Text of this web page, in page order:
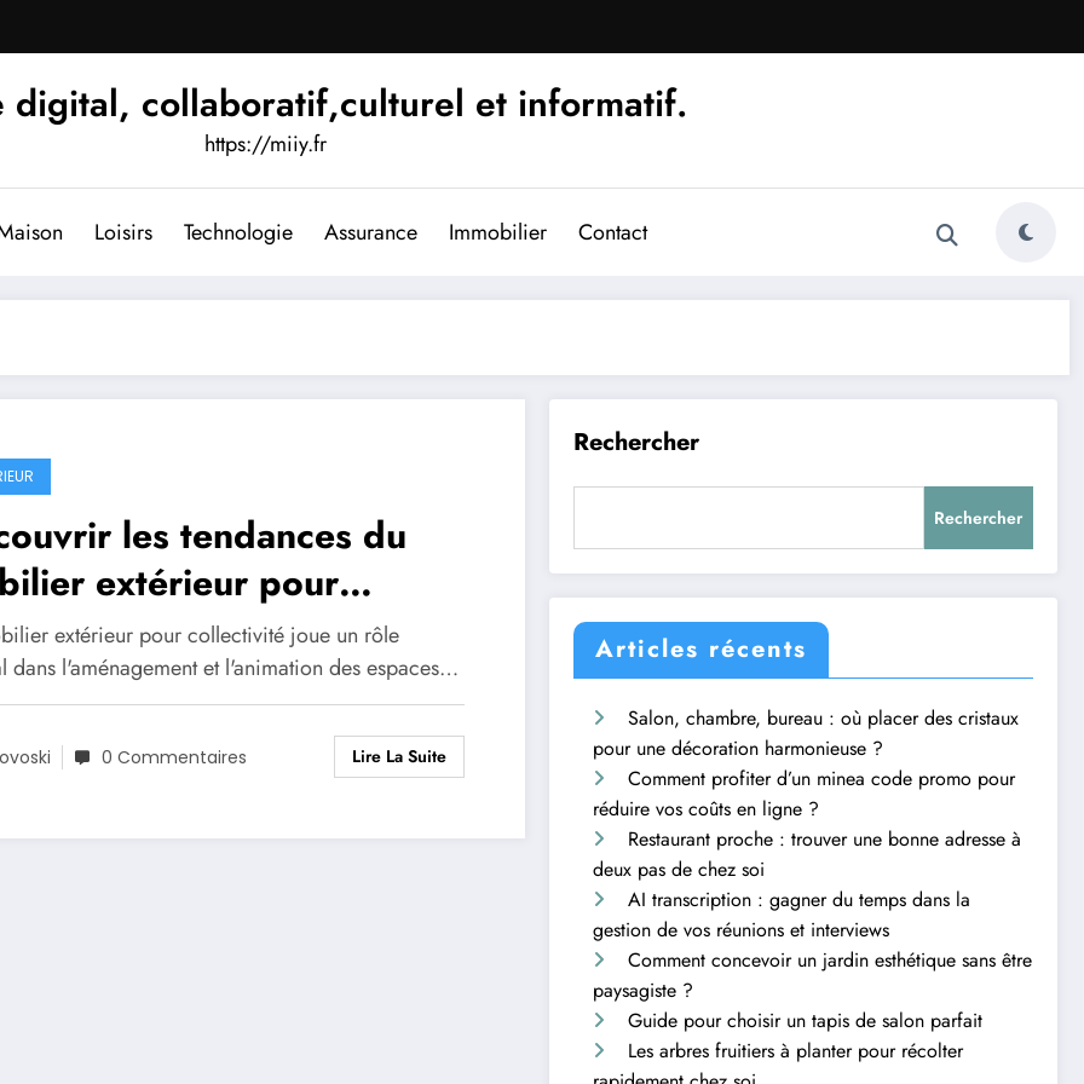
digital, collaboratif,culturel et informatif.
https://miiy.fr
Loisirs Technologie Assurance Immobilier Contact
les tendances du
extérieur pour
extérieur pour collectivité joue un rôle
dans l'aménagement et l'animation des espaces…
0 Commentaires Lire La Suite
Rechercher
Rechercher
Articles récents
Salon, chambre, bureau : où placer des cristaux
pour une décoration harmonieuse ?
Comment profiter d’un minea code promo pour
réduire vos coûts en ligne ?
Restaurant proche : trouver une bonne adresse à
deux pas de chez soi
AI transcription : gagner du temps dans la
gestion de vos réunions et interviews
Comment concevoir un jardin esthétique sans être
paysagiste ?
Guide pour choisir un tapis de salon parfait
Les arbres fruitiers à planter pour récolter